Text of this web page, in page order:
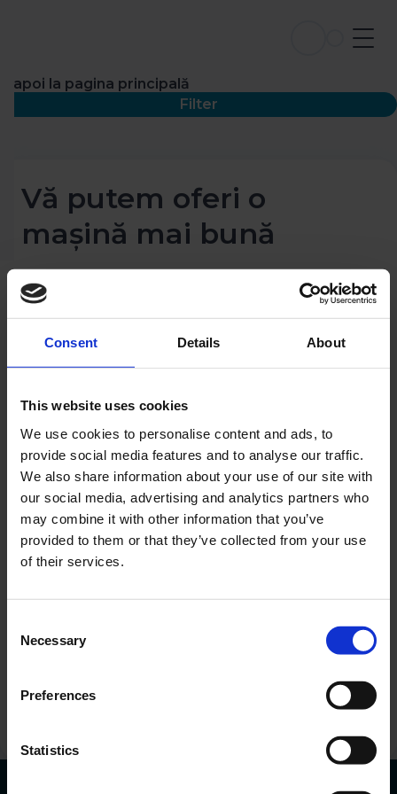
Consent Details About
This website uses cookies
We use cookies to personalise content and ads, to
provide social media features and to analyse our traffic.
We also share information about your use of our site with
our social media, advertising and analytics partners who
may combine it with other information that you’ve
provided to them or that they’ve collected from your use
of their services.
Selection
Necessary
Preferences
Statistics
Înapoi la pagina principală
Filter
Vă putem oferi o
mașină mai bună
Sunt interesat de o anumită mașină
Adăugați